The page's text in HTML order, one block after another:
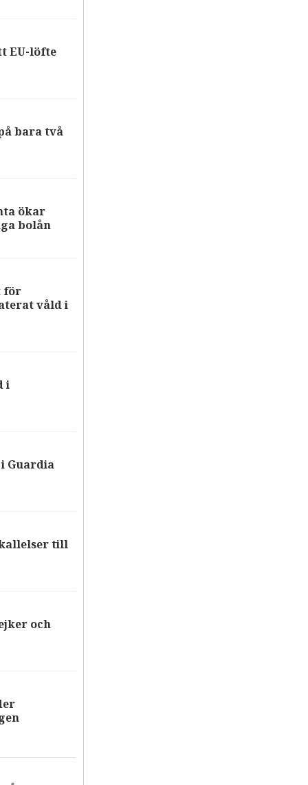
EU-löfte
bara två
ökar
bolån
för
våld i
i
Guardia
till
och